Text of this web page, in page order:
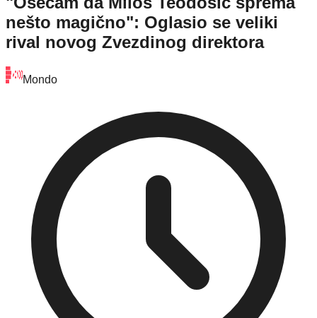
nešto magično": Oglasio se veliki
rival novog Zvezdinog direktora
Mondo